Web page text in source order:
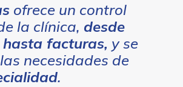
ofrece un control
la clínica, desde
facturas, y se
necesidades de
.